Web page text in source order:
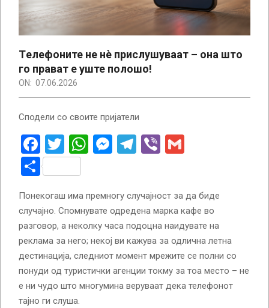
Tелефоните не нè прислушуваат – она што
го прават е уште полошо!
ON: 07.06.2026
Сподели со своите пријатели
Facebook
Twitter
WhatsApp
Messenger
Telegram
Viber
Share
Понекогаш има премногу случајност за да биде
случајно. Спомнувате одредена марка кафе во
разговор, а неколку часа подоцна наидувате на
реклама за него; некој ви кажува за одлична летна
дестинација, следниот момент мрежите се полни со
понуди од туристички агенции токму за тоа место – не
е ни чудо што многумина веруваат дека телефонот
тајно ги слуша.